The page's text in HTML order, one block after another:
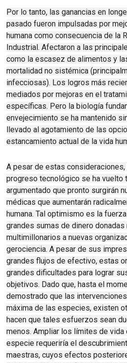
Por lo tanto, las ganancias en
pasado fueron impulsadas por
humana como consecuencia de la
Industrial.Afectaron a las
como la escasez de alimentos y
mortalidad no sistémica
infecciosas). Los logros más
mediados por mejoras en el
específicas. Pero la biología
envejecimiento se ha mantenido
llevado al agotamiento de las
estancamiento actual de la vida
A pesar de estas
progreso tecnológico se ha vuelto
argumentado que pronto surgirán
médicas que aumentarán
humana.Tal optimismo es la
grandes sumas de dinero
multimillonarios a nuevas
gerociencia.A pesar de sus
grandes flujos de efectivo, estas
grandes dificultades para lograr
objetivos. Dado que, hasta el
demostrado que las
máxima de las especies, existen
hacen que tales esfuerzos sean
menos.Ampliar los límites de
especie requeriría el
maestras, cuyos efectos